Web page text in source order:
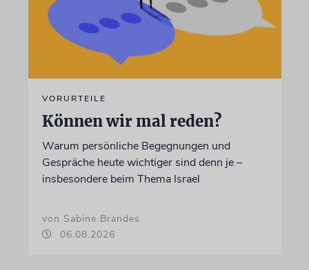
VORURTEILE
Können wir mal reden?
Warum persönliche Begegnungen und
Gespräche heute wichtiger sind denn je –
insbesondere beim Thema Israel
von Sabine Brandes
06.08.2026